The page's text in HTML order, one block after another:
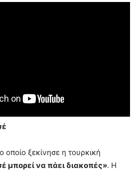
οποίο ξεκίνησε η τουρκική
μπορεί να πάει διακοπές». Η